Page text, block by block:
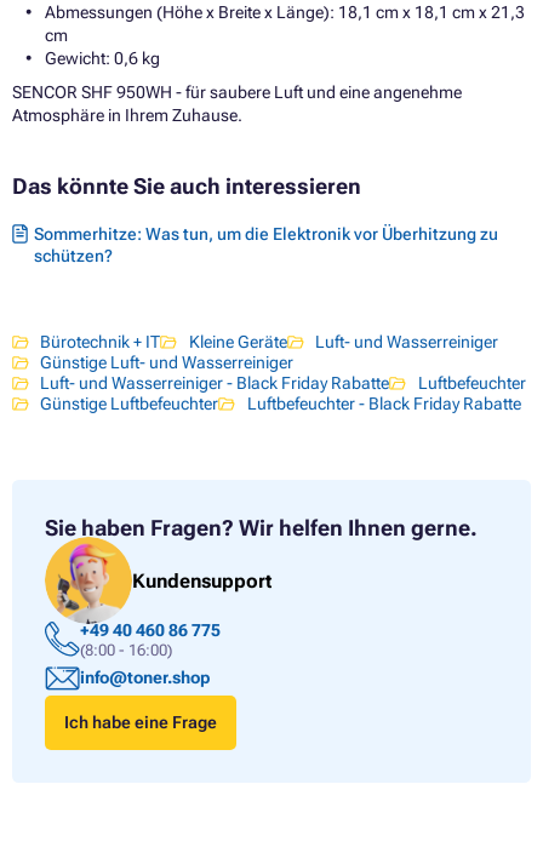
Abmessungen (Höhe x Breite x Länge): 18,1 cm x 18,1 cm x 21,3
cm
Gewicht: 0,6 kg
SENCOR SHF 950WH - für saubere Luft und eine angenehme
Atmosphäre in Ihrem Zuhause.
Das könnte Sie auch interessieren
Sommerhitze: Was tun, um die Elektronik vor Überhitzung zu
schützen?
Bürotechnik + IT Kleine Geräte
Luft- und Wasserreiniger
Günstige Luft- und Wasserreiniger
Luft- und Wasserreiniger - Black Friday Rabatte
Luftbefeuchter
Günstige Luftbefeuchter
Luftbefeuchter - Black Friday Rabatte
Sie haben Fragen? Wir helfen Ihnen gerne.
Kundensupport
+49 40 460 86 775
(8:00 - 16:00)
info@toner.shop
Ich habe eine Frage